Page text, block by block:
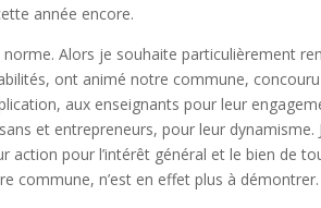
année encore.
norme. Alors je souhaite particulièrement
ont animé notre commune,
aux enseignants pour leur
et entrepreneurs, pour leur dynamisme.
pour l’intérêt général et le bien de
commune, n’est en effet plus à démontrer.